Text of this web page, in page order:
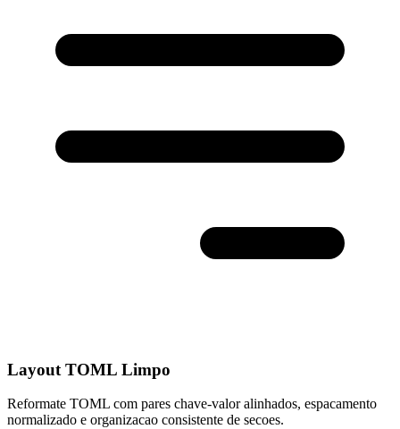
Layout TOML Limpo
Reformate TOML com pares chave-valor alinhados, espacamento
normalizado e organizacao consistente de secoes.